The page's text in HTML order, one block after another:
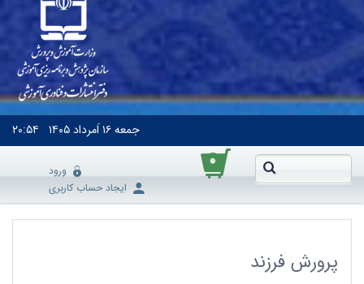
جمعه۱۶ اَمرداد ۱۴۰۵ ۲۰:۵۴
۰
ورود
ایجاد حساب کاربری
پرورش فرزند